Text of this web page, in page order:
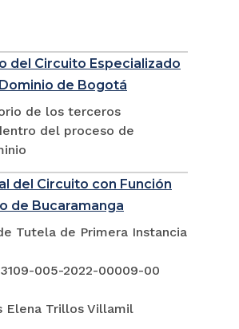
del Circuito Especializado
de Bogotá
de los terceros
del proceso de
del Circuito con Función
de Bucaramanga
Tutela de Primera Instancia
005-2022-00009-00
Elena Trillos Villamil